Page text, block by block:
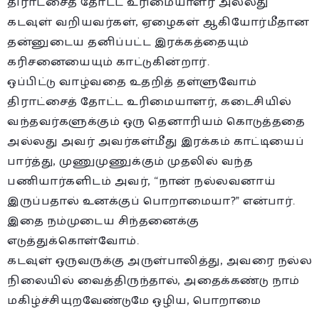
கடவுள் வறியவர்கள், ஏழைகள் ஆகியோர்மீதான
தன்னுடைய தனிப்பட்ட இரக்கத்தையும்
கரிசனையையும் காட்டுகின்றார்.
ஒப்பிட்டு வாழ்வதை உதறித் தள்ளுவோம்
திராட்சைத் தோட்ட உரிமையாளர், கடைசியில்
வந்தவர்களுக்கும் ஒரு தெனாரியம் கொடுத்ததை
அல்லது அவர் அவர்கள்மீது இரக்கம் காட்டியைப்
பார்த்து, முணுமுணுக்கும் முதலில் வந்த
பணியார்களிடம் அவர், “நான் நல்லவனாய்
இருப்பதால் உனக்குப் பொறாமையா?” என்பார்.
இதை நம்முடைய சிந்தனைக்கு
எடுத்துக்கொள்வோம்.
கடவுள் ஒருவருக்கு அருள்பாலித்து, அவரை நல்ல
நிலையில் வைத்திருந்தால், அதைக்கண்டு நாம்
மகிழ்ச்சியுறவேண்டுமே ஒழிய, பொறாமை